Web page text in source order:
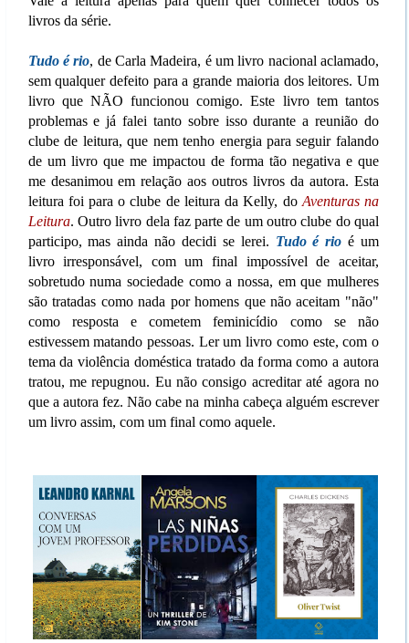
livros da série.
Tudo é rio, de Carla Madeira, é um livro nacional aclamado,
sem qualquer defeito para a grande maioria dos leitores. Um
livro que NÃO funcionou comigo. Este livro tem tantos
problemas e já falei tanto sobre isso durante a reunião do
clube de leitura, que nem tenho energia para seguir falando
de um livro que me impactou de forma tão negativa e que
me desanimou em relação aos outros livros da autora. Esta
leitura foi para o clube de leitura da Kelly, do Aventuras na
Leitura. Outro livro dela faz parte de um outro clube do qual
participo, mas ainda não decidi se lerei. Tudo é rio é um
livro irresponsável, com um final impossível de aceitar,
sobretudo numa sociedade como a nossa, em que mulheres
são tratadas como nada por homens que não aceitam "não"
como resposta e cometem feminicídio como se não
estivessem matando pessoas. Ler um livro como este, com o
tema da violência doméstica tratado da forma como a autora
tratou, me repugnou. Eu não consigo acreditar até agora no
que a autora fez. Não cabe na minha cabeça alguém escrever
um livro assim, com um final como aquele.